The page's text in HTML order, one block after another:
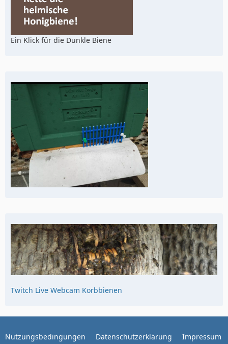
Ein Klick für die Dunkle Biene
Twitch Live Webcam Korbbienen
Nutzungsbedingungen Datenschutzerklärung Impressum